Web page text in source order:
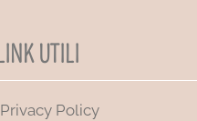
UTILI
Privacy Policy